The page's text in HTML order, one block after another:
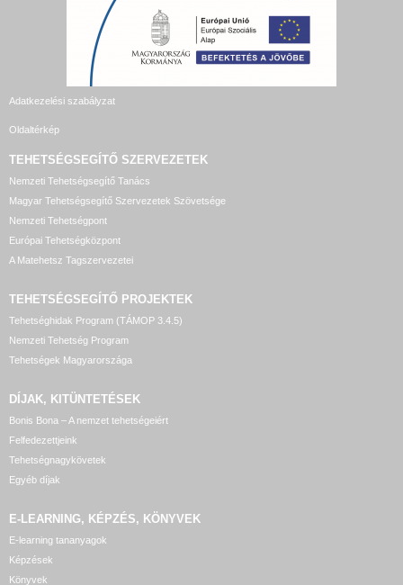
Adatkezelési szabályzat
Oldaltérkép
TEHETSÉGSEGÍTŐ SZERVEZETEK
Nemzeti Tehetségsegítő Tanács
Magyar Tehetségsegítő Szervezetek Szövetsége
Nemzeti Tehetségpont
Európai Tehetségközpont
A Matehetsz Tagszervezetei
TEHETSÉGSEGÍTŐ PROJEKTEK
Tehetséghidak Program (TÁMOP 3.4.5)
Nemzeti Tehetség Program
Tehetségek Magyarországa
DÍJAK, KITÜNTETÉSEK
Bonis Bona – A nemzet tehetségeiért
Felfedezettjeink
Tehetségnagykövetek
Egyéb díjak
E-LEARNING, KÉPZÉS, KÖNYVEK
E-learning tananyagok
Képzések
Könyvek